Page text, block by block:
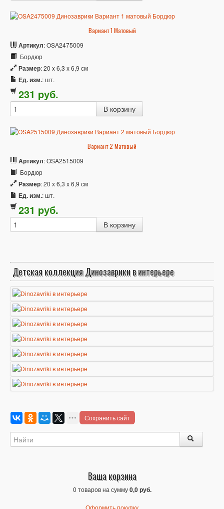
Вариант 1 Матовый
Артикул: OSA2475009
Бордюр
Размер: 20 x 6,3 x 6,9 см
Ед. изм.: шт.
231 pуб.
Вариант 2 Матовый
Артикул: OSA2515009
Бордюр
Размер: 20 x 6,3 x 6,9 см
Ед. изм.: шт.
231 pуб.
Детская коллекция Динозаврики в интерьере
Сохранить сайт
Ваша корзина
0 товаров на сумму0,0 руб.
Оформить покупку